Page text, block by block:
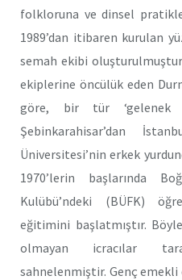
folkloruna ve dinsel
1989’dan itibaren kurulan
semah ekibi
ekiplerine öncülük eden
göre, bir tür ‘gelenek
Şebinkarahisar’dan
Üniversitesi’nin erkek
1970’lerin başlarında
Kulübü’ndeki (BÜFK)
eğitimini başlatmıştır.
olmayan icracılar
sahnelenmiştir. Genç emekli